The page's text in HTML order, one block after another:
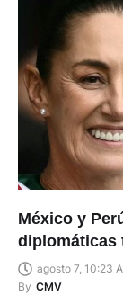
México y
diplomáticas
agosto 7, 10:23
By CMV